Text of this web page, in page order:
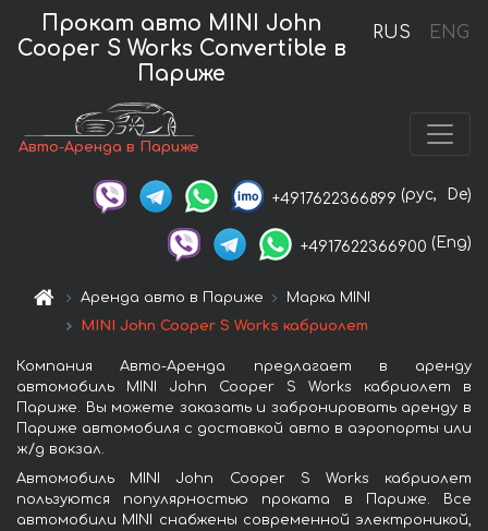
RUS ENG
Прокат авто MINI John
Cooper S Works Convertible в
Париже
Авто-Аренда в Париже
+4917622366899 (рус, De)
+4917622366900 (Eng)
Аренда авто в Париже
Марка MINI
MINI John Cooper S Works кабриолет
Компания Авто-Аренда предлагает в аренду
автомобиль MINI John Cooper S Works кабриолет в
Париже. Вы можете заказать и забронировать аренду в
Париже автомобиля с доставкой авто в аэропорты или
ж/д вокзал.
Автомобиль MINI John Cooper S Works кабриолет
пользуются популярностью проката в Париже. Все
автомобили MINI снабжены современной электроникой,